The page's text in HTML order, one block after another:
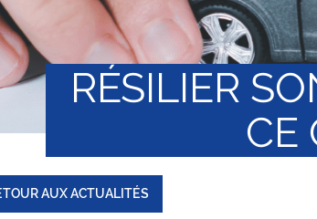
RÉSILIER
CE
AUX ACTUALITÉS